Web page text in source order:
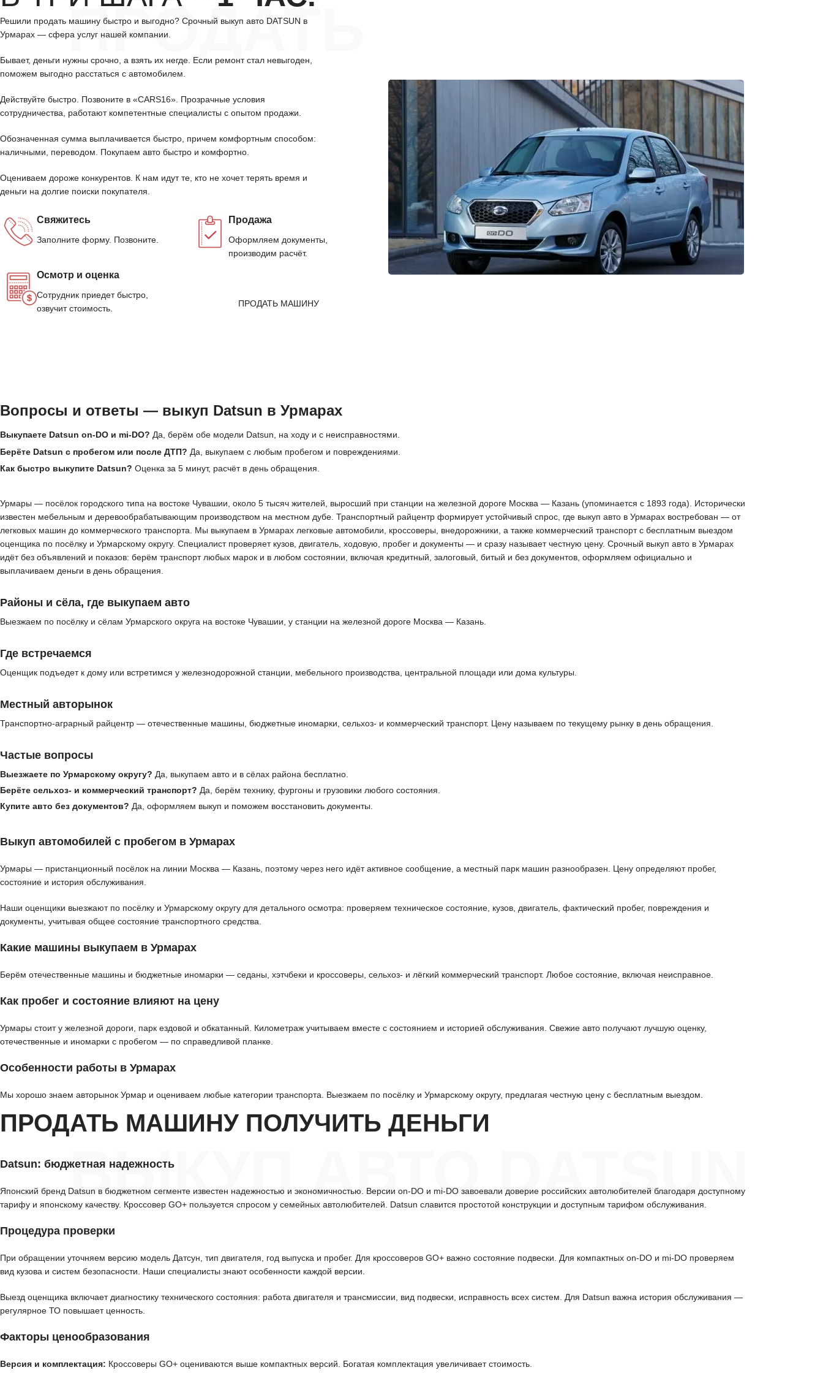
ПРОДАТЬ
Решили продать машину быстро и выгодно? Срочный выкуп авто DATSUN в
Урмарах — сфера услуг нашей компании.
Бывает, деньги нужны срочно, а взять их негде. Если ремонт стал невыгоден,
поможем выгодно расстаться с автомобилем.
Действуйте быстро. Позвоните в «CARS16». Прозрачные условия
сотрудничества, работают компетентные специалисты с опытом продажи.
Обозначенная сумма выплачивается быстро, причем комфортным способом:
наличными, переводом. Покупаем авто быстро и комфортно.
Оцениваем дороже конкурентов. К нам идут те, кто не хочет терять время и
деньги на долгие поиски покупателя.
Свяжитесь
Заполните форму. Позвоните.
Осмотр и оценка
Сотрудник приедет быстро,
озвучит стоимость.
Продажа
Оформляем документы,
производим расчёт.
ПРОДАТЬ МАШИНУ
Вопросы и ответы — выкуп Datsun в Урмарах
Выкупаете Datsun on-DO и mi-DO? Да, берём обе модели Datsun, на ходу и с неисправностями.
Берёте Datsun с пробегом или после ДТП? Да, выкупаем с любым пробегом и повреждениями.
Как быстро выкупите Datsun? Оценка за 5 минут, расчёт в день обращения.
Урмары — посёлок городского типа на востоке Чувашии, около 5 тысяч жителей, выросший при станции на железной дороге Москва — Казань (упоминается с 1893 года). Исторически
известен мебельным и деревообрабатывающим производством на местном дубе. Транспортный райцентр формирует устойчивый спрос, где выкуп авто в Урмарах востребован — от
легковых машин до коммерческого транспорта. Мы выкупаем в Урмарах легковые автомобили, кроссоверы, внедорожники, а также коммерческий транспорт с бесплатным выездом
оценщика по посёлку и Урмарскому округу. Специалист проверяет кузов, двигатель, ходовую, пробег и документы — и сразу называет честную цену. Срочный выкуп авто в Урмарах
идёт без объявлений и показов: берём транспорт любых марок и в любом состоянии, включая кредитный, залоговый, битый и без документов, оформляем официально и
выплачиваем деньги в день обращения.
Районы и сёла, где выкупаем авто
Выезжаем по посёлку и сёлам Урмарского округа на востоке Чувашии, у станции на железной дороге Москва — Казань.
Где встречаемся
Оценщик подъедет к дому или встретимся у железнодорожной станции, мебельного производства, центральной площади или дома культуры.
Местный авторынок
Транспортно-аграрный райцентр — отечественные машины, бюджетные иномарки, сельхоз- и коммерческий транспорт. Цену называем по текущему рынку в день обращения.
Частые вопросы
Выезжаете по Урмарскому округу? Да, выкупаем авто и в сёлах района бесплатно.
Берёте сельхоз- и коммерческий транспорт? Да, берём технику, фургоны и грузовики любого состояния.
Купите авто без документов? Да, оформляем выкуп и поможем восстановить документы.
Выкуп автомобилей с пробегом в Урмарах
Урмары — пристанционный посёлок на линии Москва — Казань, поэтому через него идёт активное сообщение, а местный парк машин разнообразен. Цену определяют пробег,
состояние и история обслуживания.
Наши оценщики выезжают по посёлку и Урмарскому округу для детального осмотра: проверяем техническое состояние, кузов, двигатель, фактический пробег, повреждения и
документы, учитывая общее состояние транспортного средства.
Какие машины выкупаем в Урмарах
Берём отечественные машины и бюджетные иномарки — седаны, хэтчбеки и кроссоверы, сельхоз- и лёгкий коммерческий транспорт. Любое состояние, включая неисправное.
Как пробег и состояние влияют на цену
Урмары стоит у железной дороги, парк ездовой и обкатанный. Километраж учитываем вместе с состоянием и историей обслуживания. Свежие авто получают лучшую оценку,
отечественные и иномарки с пробегом — по справедливой планке.
Особенности работы в Урмарах
Мы хорошо знаем авторынок Урмар и оцениваем любые категории транспорта. Выезжаем по посёлку и Урмарскому округу, предлагая честную цену с бесплатным выездом.
ВЫКУП АВТО DATSUN
ПРОДАТЬ МАШИНУ ПОЛУЧИТЬ ДЕНЬГИ
Datsun: бюджетная надежность
Японский бренд Datsun в бюджетном сегменте известен надежностью и экономичностью. Версии on-DO и mi-DO завоевали доверие российских автолюбителей благодаря доступному
тарифу и японскому качеству. Кроссовер GO+ пользуется спросом у семейных автолюбителей. Datsun славится простотой конструкции и доступным тарифом обслуживания.
Процедура проверки
При обращении уточняем версию модель Датсун, тип двигателя, год выпуска и пробег. Для кроссоверов GO+ важно состояние подвески. Для компактных on-DO и mi-DO проверяем
вид кузова и систем безопасности. Наши специалисты знают особенности каждой версии.
Выезд оценщика включает диагностику технического состояния: работа двигателя и трансмиссии, вид подвески, исправность всех систем. Для Datsun важна история обслуживания —
регулярное ТО повышает ценность.
Факторы ценообразования
Версия и комплектация: Кроссоверы GO+ оцениваются выше компактных версий. Богатая комплектация увеличивает стоимость.